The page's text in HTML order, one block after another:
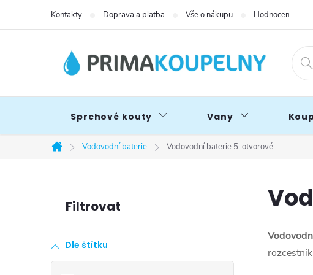
Kontakty Doprava a platba Vše o nákupu Hodnocení
Sprchové kouty Vany
Domů
Vodovodní baterie Vodovodní baterie 5-otvorové
sDle štítku